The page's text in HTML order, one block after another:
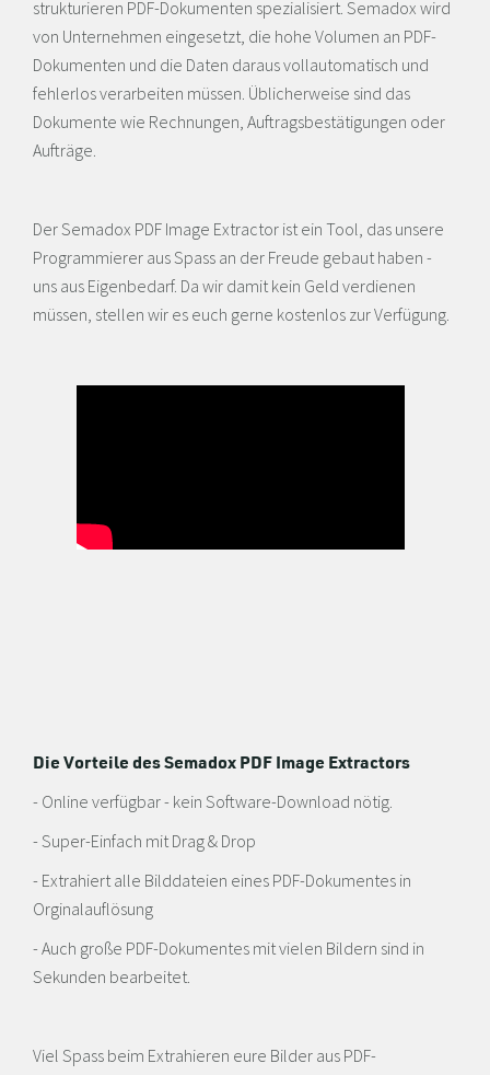
strukturieren PDF-Dokumenten spezialisiert. Semadox wird
von Unternehmen eingesetzt, die hohe Volumen an PDF-
Dokumenten und die Daten daraus vollautomatisch und
fehlerlos verarbeiten müssen. Üblicherweise sind das
Dokumente wie Rechnungen, Auftragsbestätigungen oder
Aufträge.
Der Semadox PDF Image Extractor ist ein Tool, das unsere
Programmierer aus Spass an der Freude gebaut haben -
uns aus Eigenbedarf. Da wir damit kein Geld verdienen
müssen, stellen wir es euch gerne kostenlos zur Verfügung.
Die Vorteile des Semadox PDF Image Extractors
- Online verfügbar - kein Software-Download nötig.
- Super-Einfach mit Drag & Drop
- Extrahiert alle Bilddateien eines PDF-Dokumentes in
Orginalauflösung
- Auch große PDF-Dokumentes mit vielen Bildern sind in
Sekunden bearbeitet.
Viel Spass beim Extrahieren eure Bilder aus PDF-